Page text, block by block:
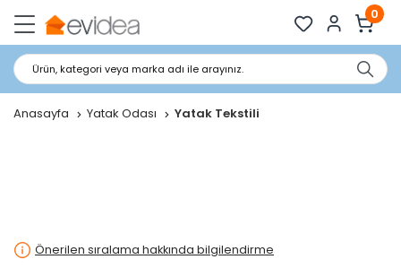
0
Ürün, kategori veya marka adı ile arayınız.
Anasayfa Yatak Odası Yatak Tekstili
Önerilen sıralama hakkında bilgilendirme